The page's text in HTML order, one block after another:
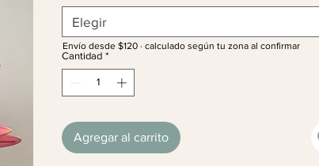
Elegir
Cantidad *
Agregar al carrito
Envío desde $120 · calculado según tu zona al confirmar